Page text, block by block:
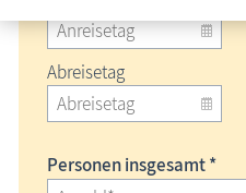
Abreisetag
Personen insgesamt *